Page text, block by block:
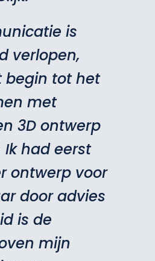
is
verlopen,
begin tot het
met
3D ontwerp
had eerst
ontwerp voor
door advies
is de
mijn